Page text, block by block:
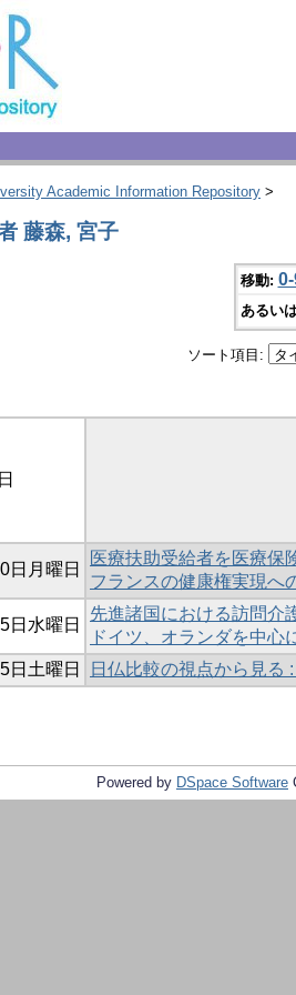
Academic Information Repository >
藤森, 宮子
移動:
あるい
ソート項目:
日月曜日
医療扶助受給者を医療保
フランスの健康権実現へ
日水曜日
先進諸国における訪問介
ドイツ、オランダを中心
日土曜日 日仏比較の視点から見る
Powered by DSpace Software